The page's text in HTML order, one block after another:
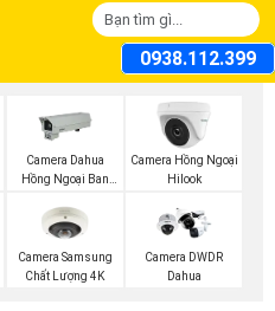
0938.112.399
Camera Dahua
Hồng Ngoại Ban
Camera Hồng Ngoại
Hilook
Camera Samsung
Chất Lượng 4K
Camera DWDR
Dahua